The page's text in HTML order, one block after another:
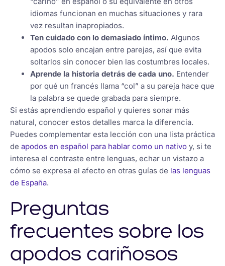
idiomas funcionan en muchas situaciones y rara
vez resultan inapropiados.
Ten cuidado con lo demasiado íntimo. Algunos
apodos solo encajan entre parejas, así que evita
soltarlos sin conocer bien las costumbres locales.
Aprende la historia detrás de cada uno. Entender
por qué un francés llama “col” a su pareja hace que
la palabra se quede grabada para siempre.
Si estás aprendiendo español y quieres sonar más
natural, conocer estos detalles marca la diferencia.
Puedes complementar esta lección con una lista práctica
de apodos en español para hablar como un nativo y, si te
interesa el contraste entre lenguas, echar un vistazo a
cómo se expresa el afecto en otras guías de las lenguas
de España.
Preguntas
frecuentes sobre los
apodos cariñosos